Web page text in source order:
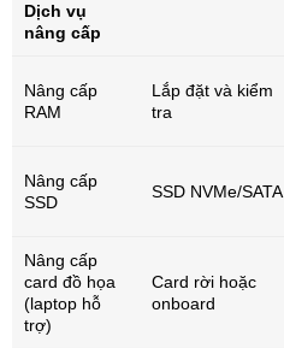
Dịch vụ
nâng cấp
Nâng cấp
RAM
Lắp đặt và kiểm
tra
Nâng cấp
SSD
SSD NVMe/SATA
Nâng cấp
card đồ họa
(laptop hỗ
trợ)
Card rời hoặc
onboard